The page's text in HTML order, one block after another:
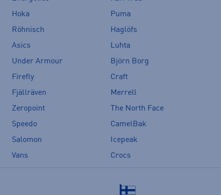
Hoka
Puma
Röhnisch
Haglöfs
Asics
Luhta
Under Armour
Björn Borg
Firefly
Craft
Fjällräven
Merrell
Zeropoint
The North Face
Speedo
CamelBak
Salomon
Icepeak
Vans
Crocs